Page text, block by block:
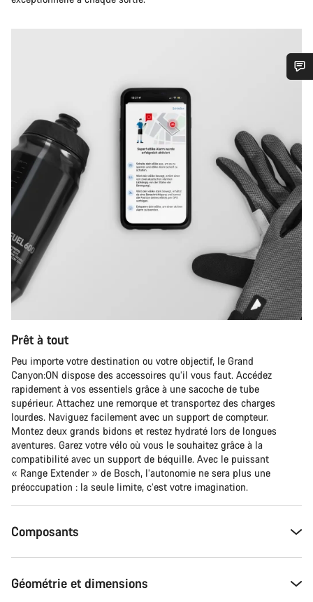
Prêt à tout
Peu importe votre destination ou votre objectif, le Grand
Canyon:ON dispose des accessoires qu’il vous faut. Accédez
rapidement à vos essentiels grâce à une sacoche de tube
supérieur. Attachez une remorque et transportez des charges
lourdes. Naviguez facilement avec un support de compteur.
Montez deux grands bidons et restez hydraté lors de longues
aventures. Garez votre vélo où vous le souhaitez grâce à la
compatibilité avec un support de béquille. Avec le puissant
« Range Extender » de Bosch, l’autonomie ne sera plus une
préoccupation : la seule limite, c’est votre imagination.
Composants
Géométrie et dimensions
Besoin d’aide ?
Nos experts du service client vous attendent pour
répondre à vos questions.
Démarrer le Chat
Fermer